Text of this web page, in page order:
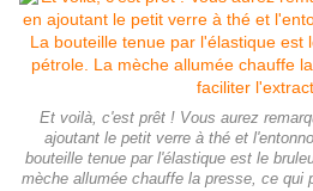
Et voilà, c'est prêt ! Vous aurez
ajoutant le petit verre à thé et
bouteille tenue par l'élastique est le
mèche allumée chauffe la presse, ce qui